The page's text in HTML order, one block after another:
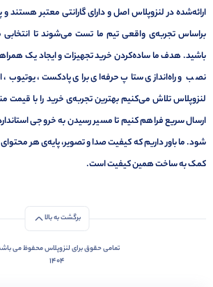
ارائه‌شده در لنزوپلاس اصل و دارای گارانتی معتبر هستند
براساس تجربه‌ی واقعی تیم ما تست می‌شوند تا
باشید. هدف ما ساده‌کردن خرید تجهیزات و ایجاد یک
نصب و راه‌اندازی ستاپ حرفه‌ای برای پادکست، یوتیوب،
لنزوپلاس تلاش می‌کنیم بهترین تجربه‌ی خرید را با
ارسال سریع فراهم کنیم تا مسیر رسیدن به خروجی استاندارد
شود. ما باور داریم که کیفیت صدا و تصویر، پایه‌ی هر
کمک به ساخت همین کیفیت است.
برگشت به بالا
تمامی حقوق برای لنزوپلاس محفوظ می
1404